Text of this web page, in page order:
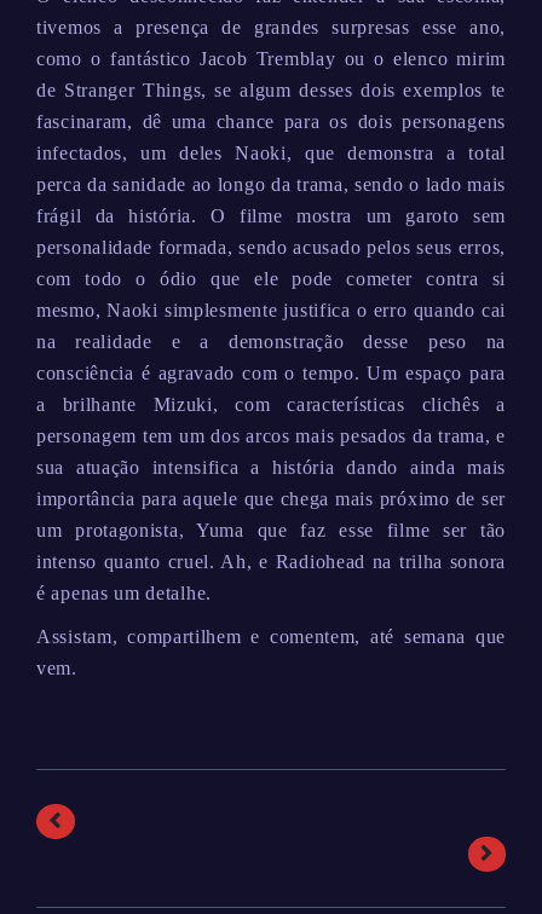
tivemos a presença de grandes surpresas esse ano,
como o fantástico Jacob Tremblay ou o elenco mirim
de Stranger Things, se algum desses dois exemplos te
fascinaram, dê uma chance para os dois personagens
infectados, um deles Naoki, que demonstra a total
perca da sanidade ao longo da trama, sendo o lado mais
frágil da história. O filme mostra um garoto sem
personalidade formada, sendo acusado pelos seus erros,
com todo o ódio que ele pode cometer contra si
mesmo, Naoki simplesmente justifica o erro quando cai
na realidade e a demonstração desse peso na
consciência é agravado com o tempo. Um espaço para
a brilhante Mizuki, com características clichês a
personagem tem um dos arcos mais pesados da trama, e
sua atuação intensifica a história dando ainda mais
importância para aquele que chega mais próximo de ser
um protagonista, Yuma que faz esse filme ser tão
intenso quanto cruel. Ah, e Radiohead na trilha sonora
é apenas um detalhe.
Assistam, compartilhem e comentem, até semana que
vem.